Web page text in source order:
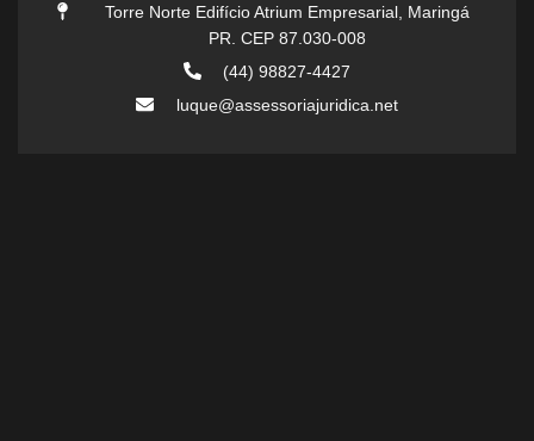
Torre Norte Edifício Atrium Empresarial, Maringá
PR. CEP 87.030-008
(44) 98827-4427
luque@assessoriajuridica.net